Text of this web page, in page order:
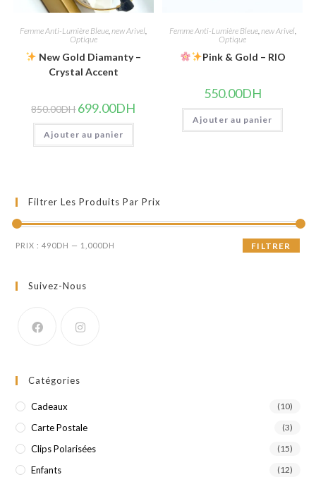
Femme Anti-Lumière Bleue ,new Arivel
Optique
New Gold Diamanty –
Crystal Accent
850.00DH Le
prix
initial
était :
850.00DH.
699.00DH
Ajouter au panier
Femme Anti-Lumière Bleue, new Arivel,
Optique
Pink & Gold – RIO
550.00DH
Ajouter au panier
Filtrer Les Produits Par Prix
Prix
Prix
FILTRER
PRIX :490DH — 1,000DH
Suivez-Nous
Catégories
Cadeaux (10)
Carte Postale (3)
Clips Polarisées (15)
Enfants (12)